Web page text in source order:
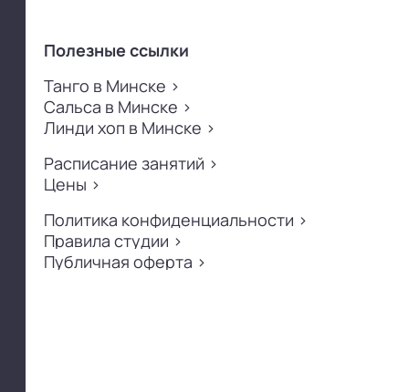
Полезные ссылки
Танго в Минске >
Танго в Минске >
Сальса в Минске >
Сальса в Минске >
Линди хоп в Минске >
Расписание занятий >
Расписание занятий >
Цены >
Политика конфиденциальности >
Политика конфиденциальности >
Правила студии >
Правила студии >
Публичная оферта >